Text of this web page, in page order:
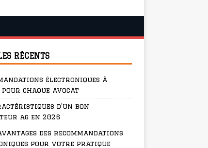
RÉCENTS
électroniques à
chaque avocat
d’un bon
ag en 2026
des recommandations
pour votre pratique